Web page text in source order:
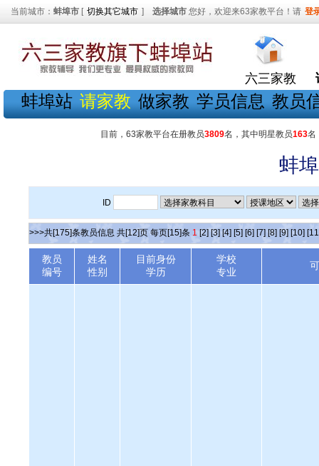
当前城市： 蚌埠市 [ 切换其它城市 ] 选择城市 您好，欢迎来63家教平台！请 登
六三家教
蚌埠站 请家教 做家教 学员信息 教员
目前，63家教平台在册教员3809名，其中明星教员163名
蚌
ID
>>>共[175]条教员信息 共[12]页 每页[15]条 1 [2] [3] [4] [5] [6] [7] [8] [9] [10]
教员
编号
姓名
性别
目前身份
学历
学校
专业